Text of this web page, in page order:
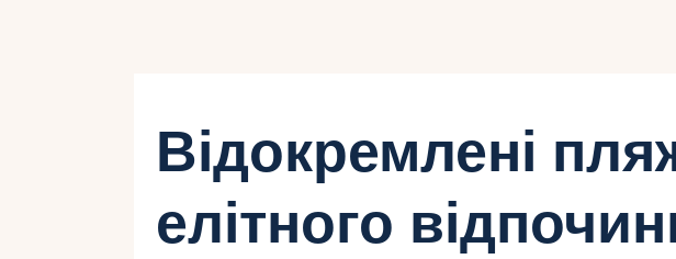
Блог
Контакти
Відокремлені
елітного